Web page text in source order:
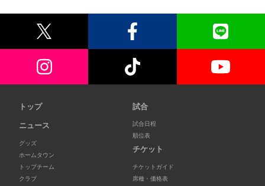
トップ
ニュース
グッズ
ホームタウン
トップチーム
クラブ
試合
試合日程
順位表
チケット
チケットガイド
席種・価格表